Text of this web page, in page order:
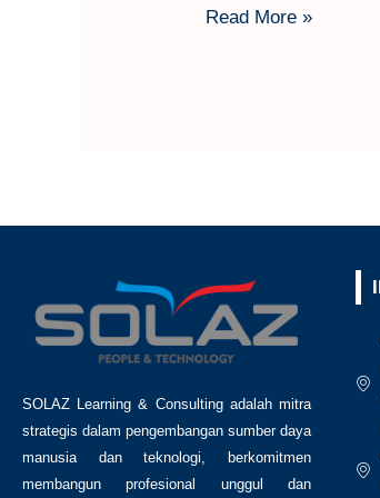
Read More »
SOLAZ Learning & Consulting adalah mitra
strategis dalam pengembangan sumber daya
manusia dan teknologi, berkomitmen
membangun profesional unggul dan